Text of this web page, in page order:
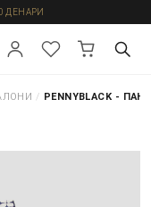
ДЕНАРИ
/ PENNYBLACK -